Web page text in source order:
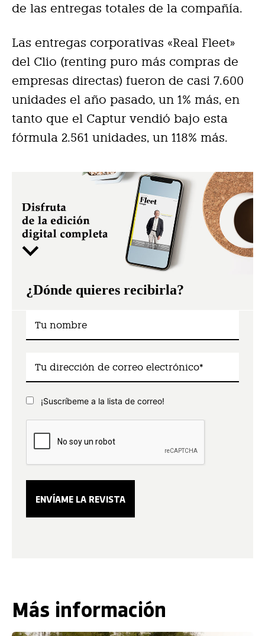
de las entregas totales de la compañía.
Las entregas corporativas «Real Fleet»
del Clio (renting puro más compras de
empresas directas) fueron de casi 7.600
unidades el año pasado, un 1% más, en
tanto que el Captur vendió bajo esta
fórmula 2.561 unidades, un 118% más.
¿Dónde quieres recibirla?
¡Suscríbeme a la lista de correo!
Más información